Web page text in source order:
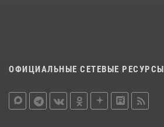
ОФИЦИАЛЬНЫЕ СЕТЕВЫЕ РЕСУРСЫ